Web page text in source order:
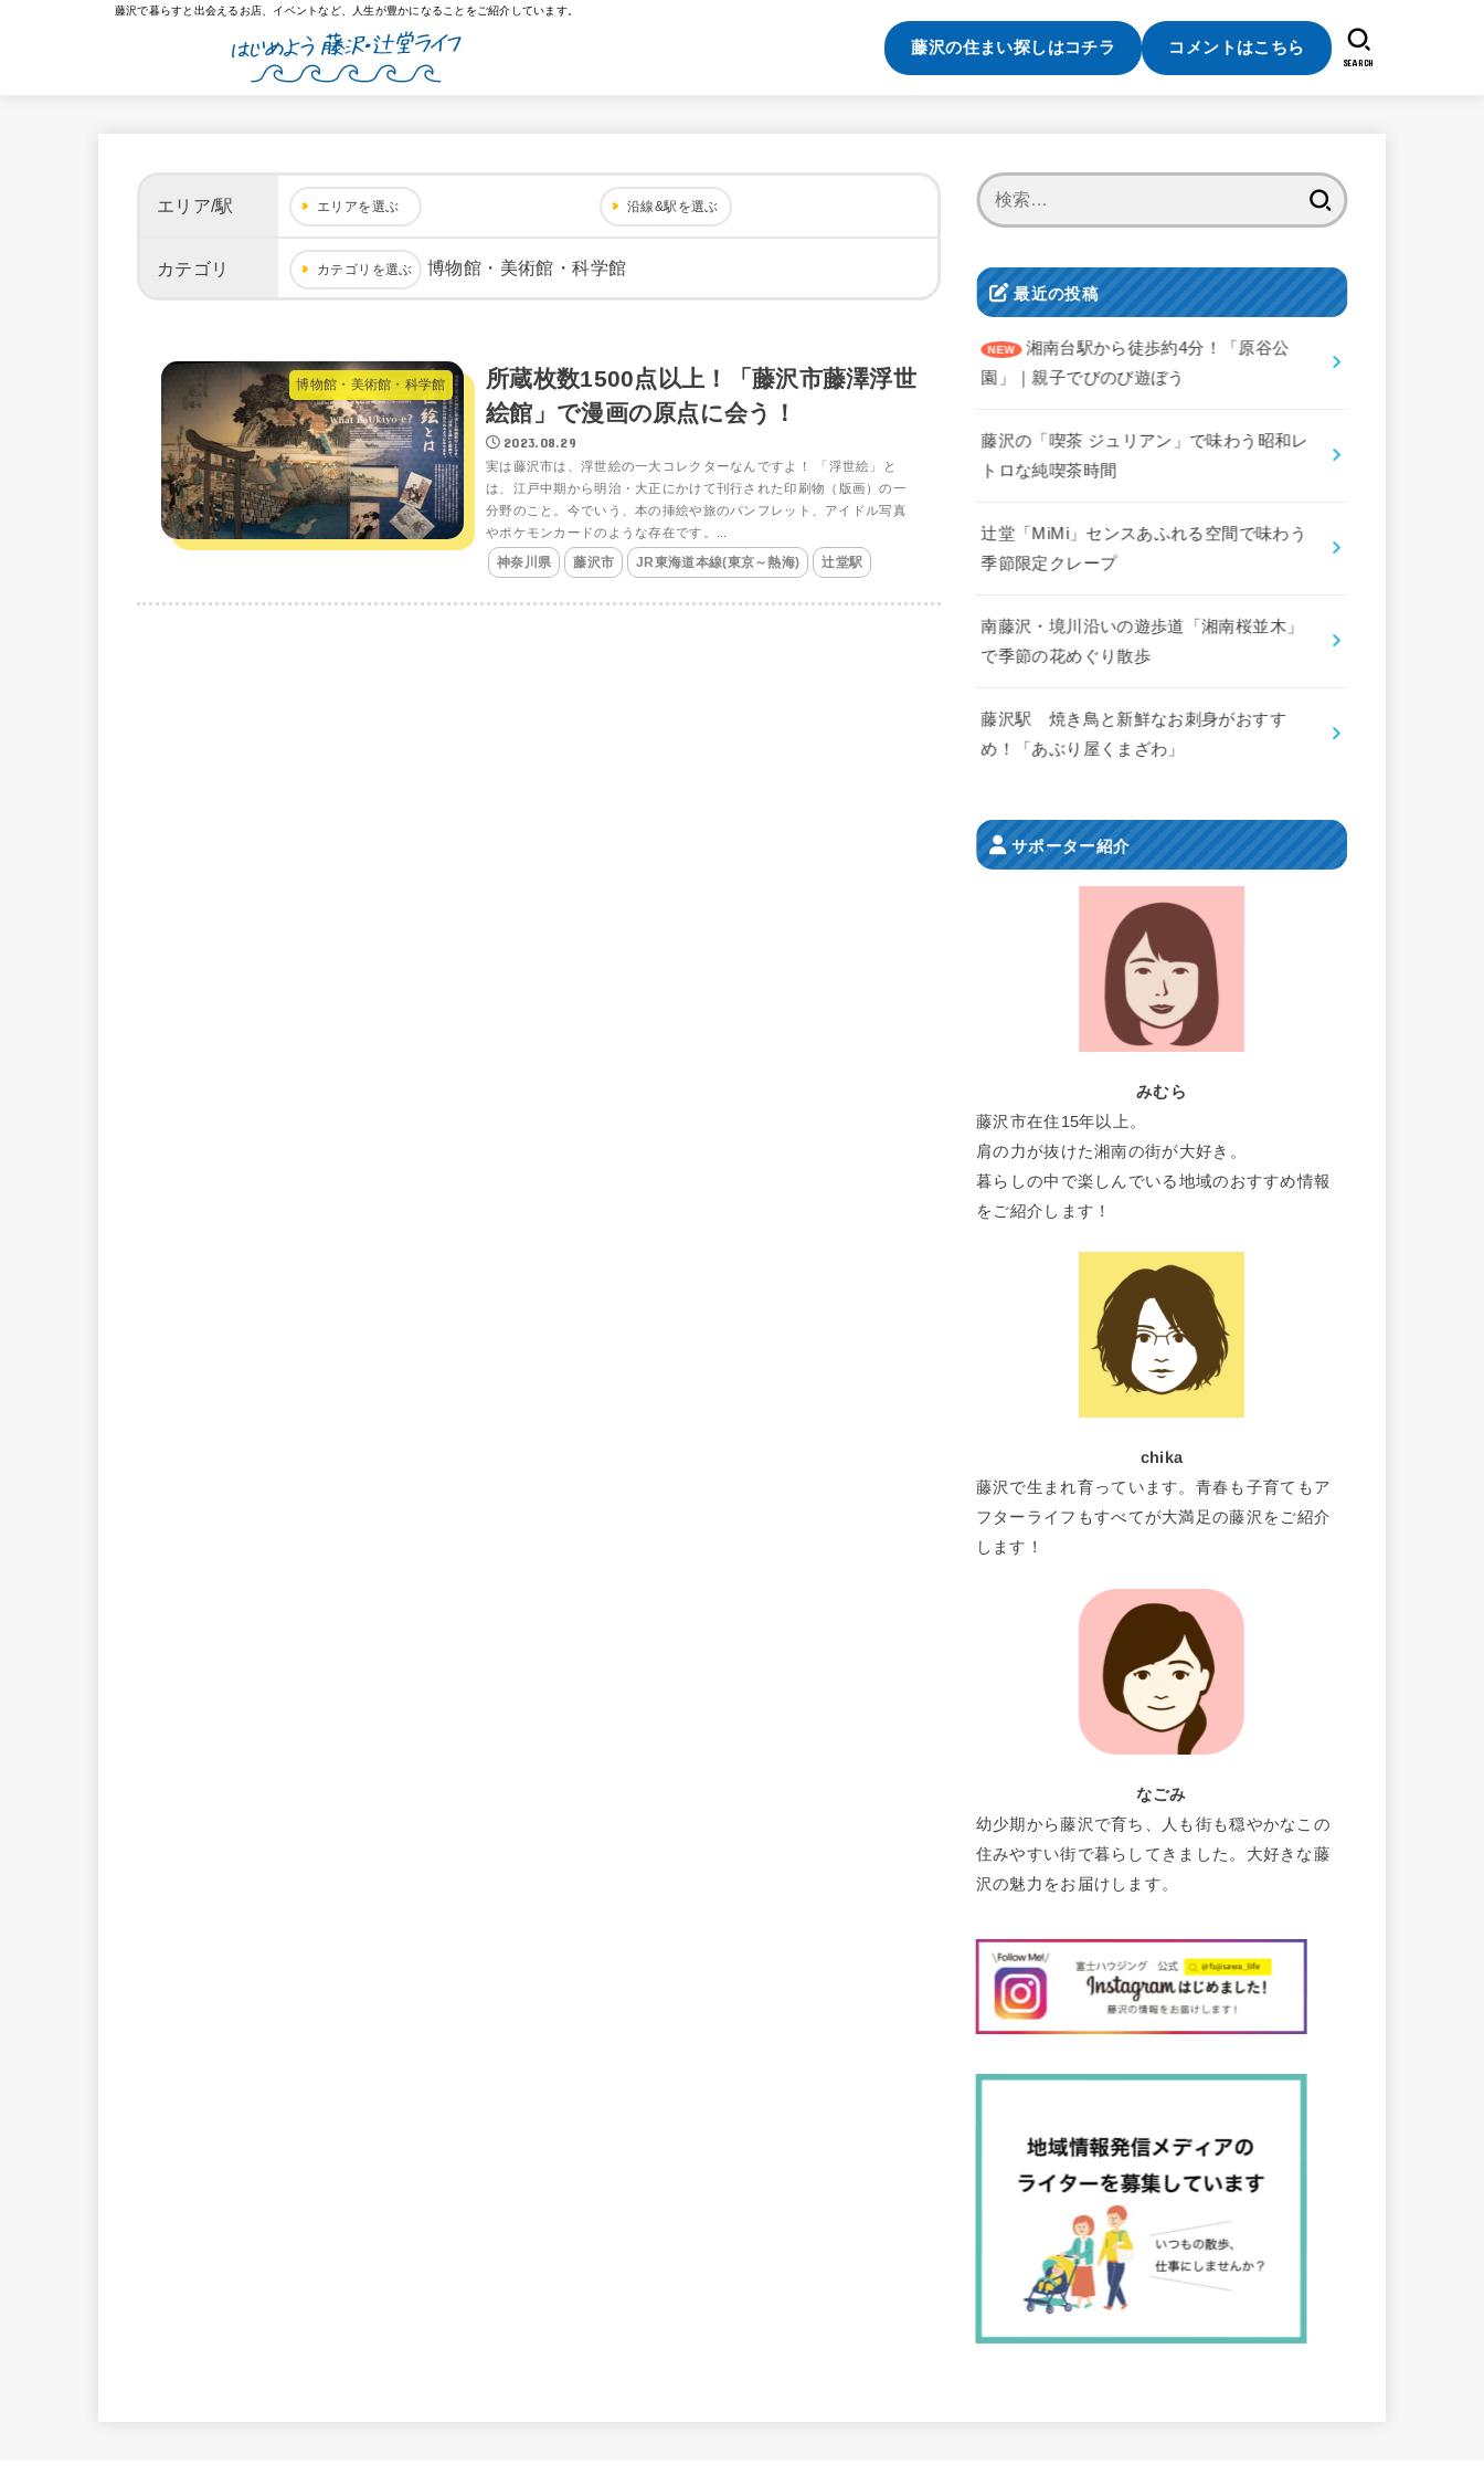
藤沢で暮らすと出会えるお店、イベントなど、人生が豊かになることをご紹介しています。
藤沢の住まい探しはコチラ コメントはこちら
SEARCH
エリア/駅 エリアを選ぶ 沿線&駅を選ぶ
カテゴリ カテゴリを選ぶ 博物館・美術館・科学館
博物館・美術館・科学館
所蔵枚数1500点以上！「藤沢市藤澤浮世
絵館」で漫画の原点に会う！
2023.08.29
実は藤沢市は、浮世絵の一大コレクターなんですよ！ 「浮世絵」と
は、江戸中期から明治・大正にかけて刊行された印刷物（版画）の一
分野のこと。今でいう、本の挿絵や旅のパンフレット、アイドル写真
やポケモンカードのような存在です。...
神奈川県 藤沢市 JR東海道本線(東京～熱海) 辻堂駅
最近の投稿
湘南台駅から徒歩約4分！「原谷公
園」｜親子でびのび遊ぼう
藤沢の「喫茶 ジュリアン」で味わう昭和レ
トロな純喫茶時間
辻堂「MiMi」センスあふれる空間で味わう
季節限定クレープ
南藤沢・境川沿いの遊歩道「湘南桜並木」
で季節の花めぐり散歩
藤沢駅 焼き鳥と新鮮なお刺身がおすす
め！「あぶり屋くまざわ」
サポーター紹介
みむら
藤沢市在住15年以上。
肩の力が抜けた湘南の街が大好き。
暮らしの中で楽しんでいる地域のおすすめ情報
をご紹介します！
chika
藤沢で生まれ育っています。青春も子育てもア
フターライフもすべてが大満足の藤沢をご紹介
します！
なごみ
幼少期から藤沢で育ち、人も街も穏やかなこの
住みやすい街で暮らしてきました。大好きな藤
沢の魅力をお届けします。